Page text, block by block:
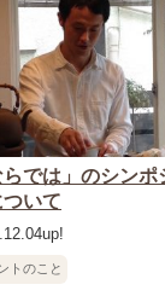
らでは」のシンポ
ついて
トのこと